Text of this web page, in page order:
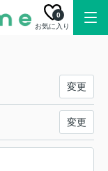
お気に入り
0
変更
変更